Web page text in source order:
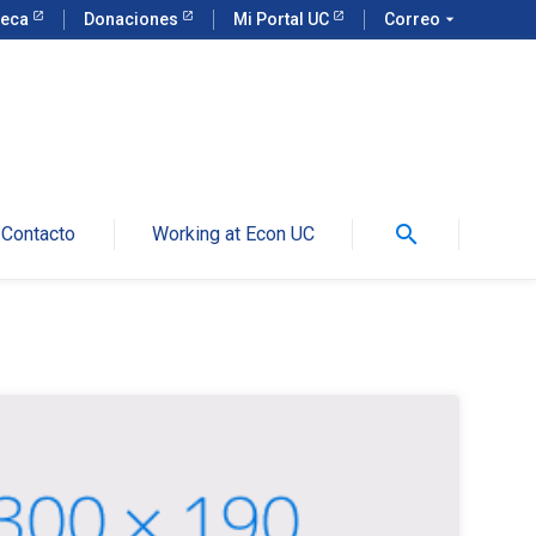
Donaciones Mi Portal UC Correo arrow_drop_down
Contacto Working at Econ UC search